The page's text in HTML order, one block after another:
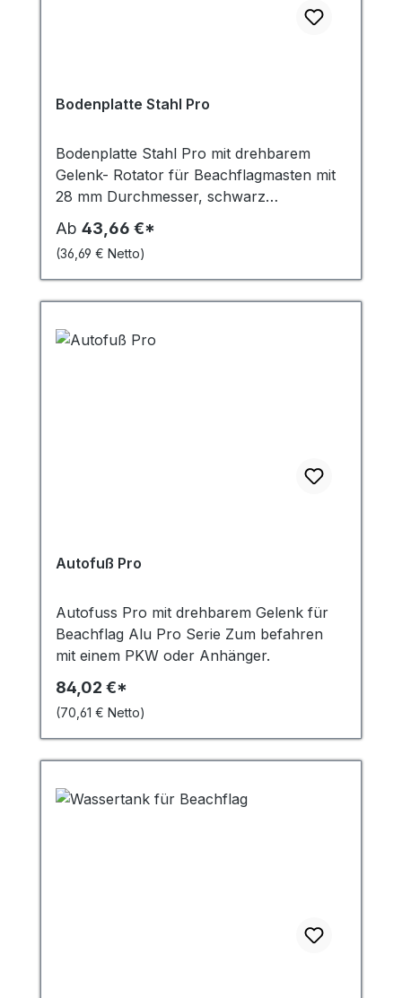
Bodenplatte Stahl Pro
Bodenplatte Stahl Pro mit drehbarem
Gelenk- Rotator für Beachflagmasten mit
28 mm Durchmesser, schwarz
pulverbeschichtet mit 4 Gummifüssen. Für
Beachflags der Alu Pro Serie - 6 KG, 12
KG, 20 KG Geeignet alle graden
Untergründe.
Ab 43,66 €*
(36,69 € Netto)
Autofuß Pro
Autofuss Pro mit drehbarem Gelenk für
Beachflag Alu Pro Serie Zum befahren
mit einem PKW oder Anhänger.
84,02 €*
(70,61 € Netto)